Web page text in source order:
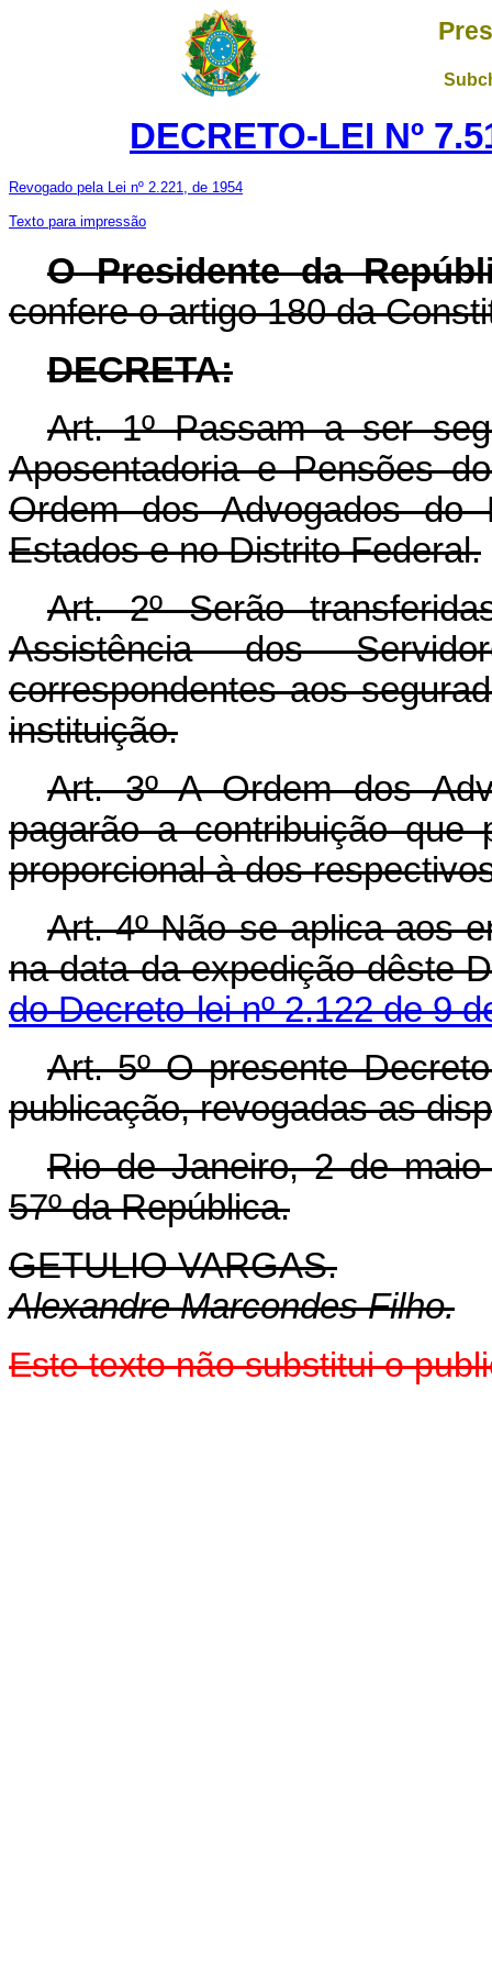
DECRETO-LEI Nº
Revogado pela Lei nº 2.221, de 1954
Texto para impressão
O Presidente da
confere o artigo 180 da
DECRETA:
Art. 1º Passam a ser
Aposentadoria e Pensões
Ordem dos Advogados
Estados e no Distrito Federal.
Art. 2º Serão
Assistência dos
correspondentes aos
instituição.
Art. 3º A Ordem dos
pagarão a contribuição que
proporcional à dos
Art. 4º Não se aplica aos
na data da expedição dêste
do Decreto-lei nº 2.122 de 9
Art. 5º O presente
publicação, revogadas as
Rio de Janeiro, 2 de
57º da República.
GETULIO VARGAS.
Alexandre Marcondes Filho.
Este texto não substitui o